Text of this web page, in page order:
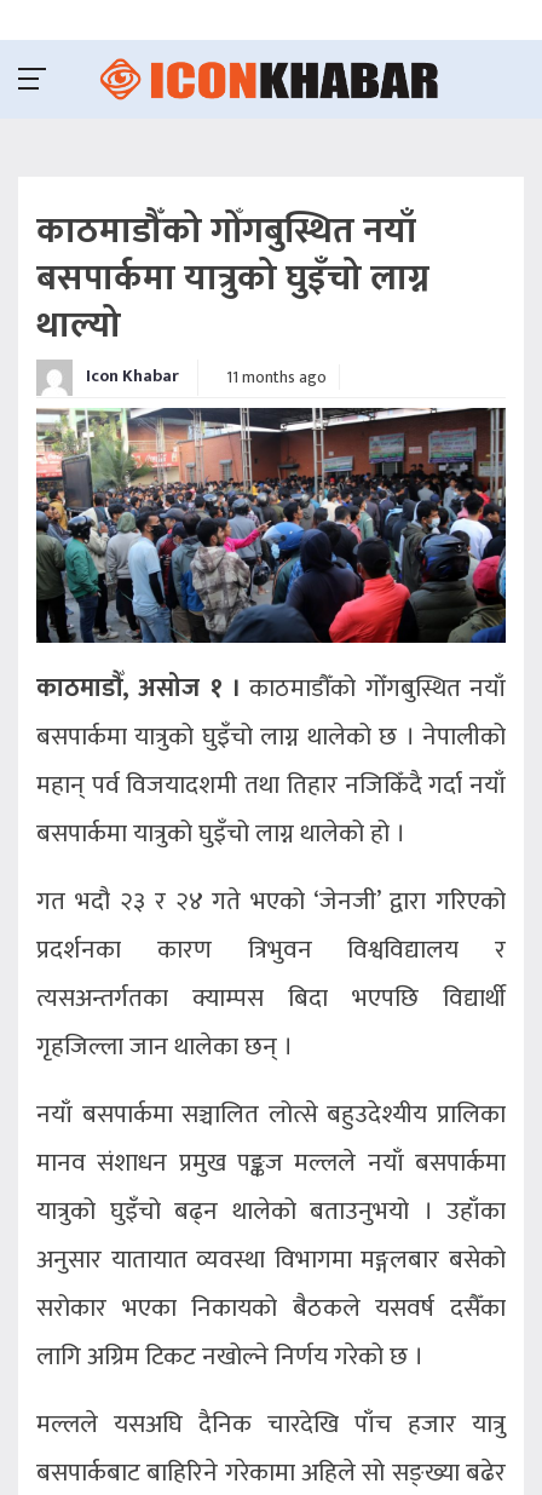
काठमाडौँको गोँगबुस्थित नयाँ
बसपार्कमा यात्रुको घुइँचो लाग्न
थाल्यो
Icon Khabar 11 months ago
काठमाडौँ, असोज १ । काठमाडौँको गोँगबुस्थित नयाँ
बसपार्कमा यात्रुको घुइँचो लाग्न थालेको छ । नेपालीको
महान् पर्व विजयादशमी तथा तिहार नजिकिँदै गर्दा नयाँ
बसपार्कमा यात्रुको घुइँचो लाग्न थालेको हो ।
गत भदौ २३ र २४ गते भएको ‘जेनजी’ द्वारा गरिएको
प्रदर्शनका कारण त्रिभुवन विश्वविद्यालय र
त्यसअन्तर्गतका क्याम्पस बिदा भएपछि विद्यार्थी
गृहजिल्ला जान थालेका छन् ।
नयाँ बसपार्कमा सञ्चालित लोत्से बहुउदेश्यीय प्रालिका
मानव संशाधन प्रमुख पङ्कज मल्लले नयाँ बसपार्कमा
यात्रुको घुइँचो बढ्न थालेको बताउनुभयो । उहाँका
अनुसार यातायात व्यवस्था विभागमा मङ्गलबार बसेको
सरोकार भएका निकायको बैठकले यसवर्ष दसैँका
लागि अग्रिम टिकट नखोल्ने निर्णय गरेको छ ।
मल्लले यसअघि दैनिक चारदेखि पाँच हजार यात्रु
बसपार्कबाट बाहिरिने गरेकामा अहिले सो सङ्ख्या बढेर